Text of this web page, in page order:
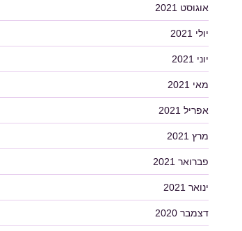
אוגוסט 2021
יולי 2021
יוני 2021
מאי 2021
אפריל 2021
מרץ 2021
פברואר 2021
ינואר 2021
דצמבר 2020